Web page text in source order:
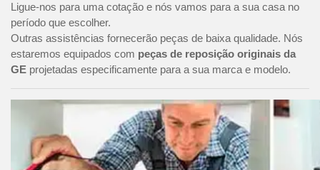
Ligue-nos para uma cotação e nós vamos para a sua casa no
período que escolher.
Outras assistências fornecerão peças de baixa qualidade. Nós
estaremos equipados com peças de reposição originais da
GE projetadas especificamente para a sua marca e modelo.